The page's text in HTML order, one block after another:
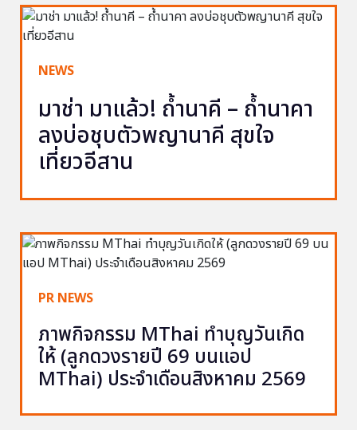
NEWS
มาช่า มาแล้ว! ถ้ำนาคี – ถ้ำนาคา
ลงบ่อชุบตัวพญานาคี สุขใจ
เที่ยวอีสาน
PR NEWS
ภาพกิจกรรม MThai ทำบุญวันเกิด
ให้ (ลูกดวงรายปี 69 บนแอป
MThai) ประจำเดือนสิงหาคม 2569